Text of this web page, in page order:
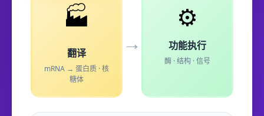
🏭
翻译
mRNA → 蛋白质 · 核
糖体
→
⚙️
功能执行
酶 · 结构 · 信号